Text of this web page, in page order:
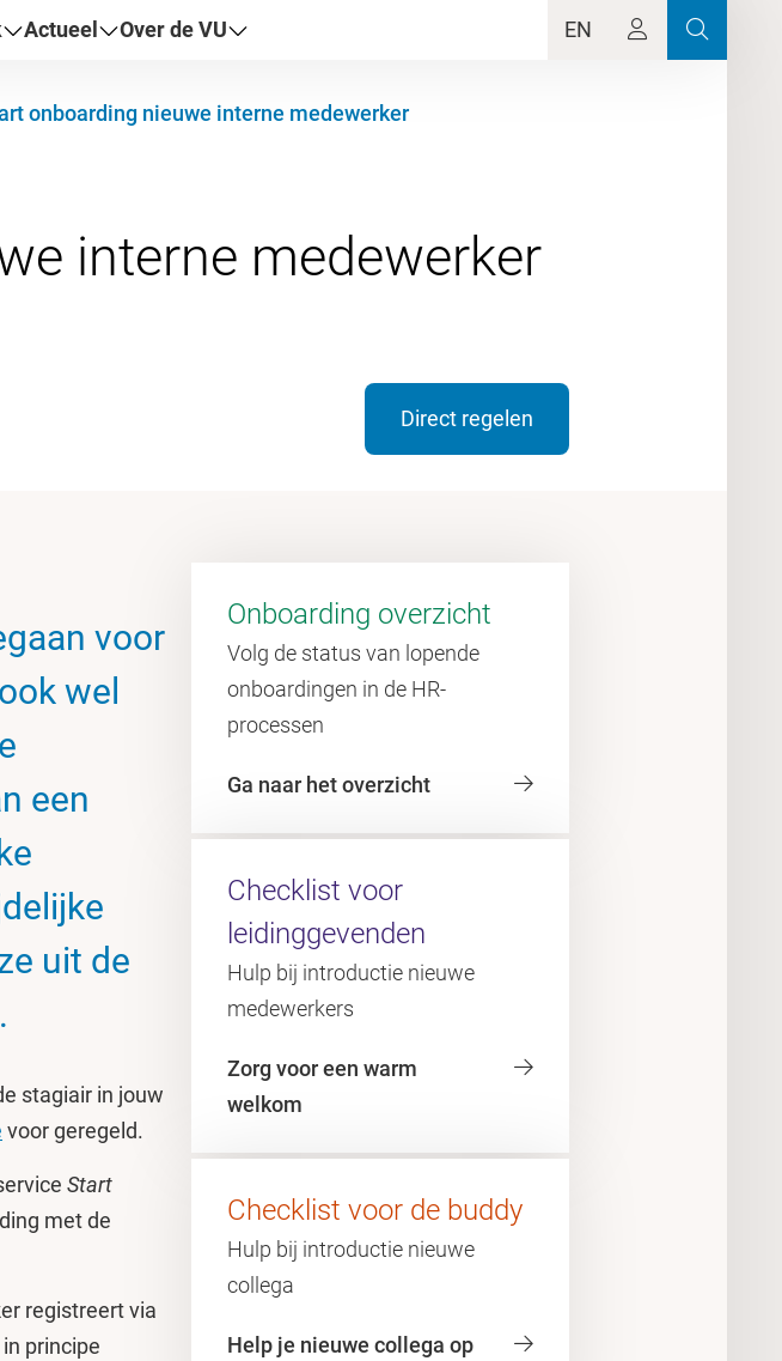
Actueel Over de VU EN
onboarding nieuwe interne medewerker
Start onboarding nieuwe interne medewerker
Direct regelen
voor
wel
een
uit de
stagiair in jouw
voor geregeld.
Start
met de
registreert via
in principe
Onboarding overzicht
Volg de status van lopende
onboardingen in de HR-
processen
Ga naar het overzicht
Checklist voor
leidinggevenden
Hulp bij introductie nieuwe
medewerkers
Zorg voor een warm
welkom
Checklist voor de buddy
Hulp bij introductie nieuwe
collega
Help je nieuwe collega op